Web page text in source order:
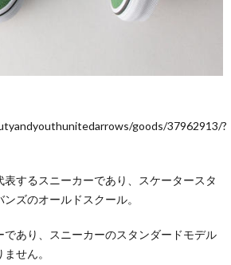
goods/37962913/?
表するスニーカーであり、スケータースタ
ズのオールドスクール。
あり、スニーカーのスタンダードモデル
せん。